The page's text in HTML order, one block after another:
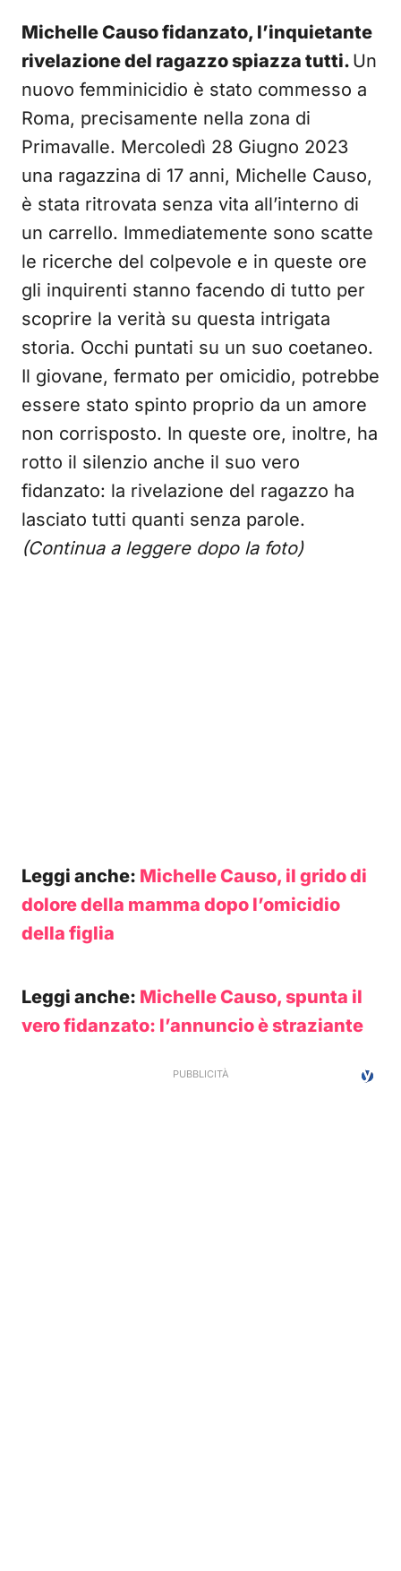
Michelle Causo fidanzato, l’inquietante
rivelazione del ragazzo spiazza tutti. Un
nuovo femminicidio è stato commesso a
Roma, precisamente nella zona di
Primavalle. Mercoledì 28 Giugno 2023
una ragazzina di 17 anni, Michelle Causo,
è stata ritrovata senza vita all’interno di
un carrello. Immediatemente sono scatte
le ricerche del colpevole e in queste ore
gli inquirenti stanno facendo di tutto per
scoprire la verità su questa intrigata
storia. Occhi puntati su un suo coetaneo.
Il giovane, fermato per omicidio, potrebbe
essere stato spinto proprio da un amore
non corrisposto. In queste ore, inoltre, ha
rotto il silenzio anche il suo vero
fidanzato: la rivelazione del ragazzo ha
lasciato tutti quanti senza parole.
(Continua a leggere dopo la foto)
Leggi anche: Michelle Causo, il grido di
dolore della mamma dopo l’omicidio
della figlia
Leggi anche: Michelle Causo, spunta il
vero fidanzato: l’annuncio è straziante